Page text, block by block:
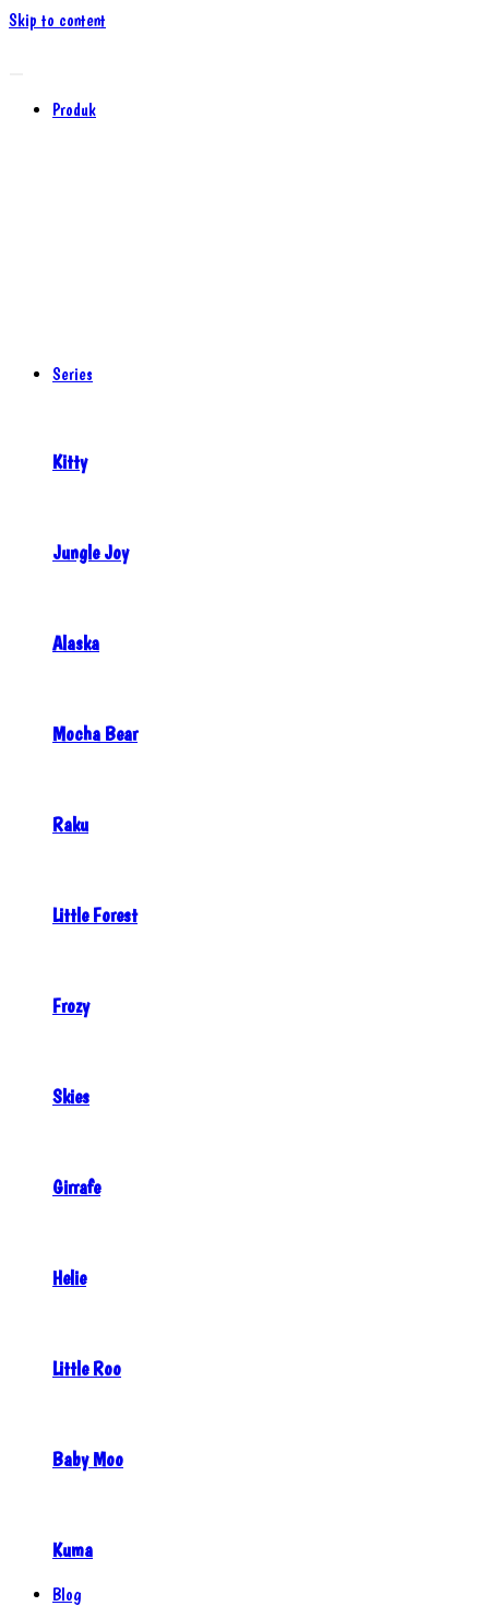
Skip to content
Produk
Series
Kitty
Jungle Joy
Alaska
Mocha Bear
Raku
Little Forest
Frozy
Skies
Girrafe
Helie
Little Roo
Baby Moo
Kuma
Blog